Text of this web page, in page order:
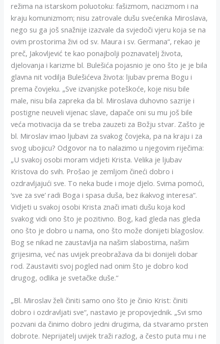
režima na istarskom poluotoku: fašizmom, nacizmom i na
kraju komunizmom; nisu zatrovale dušu svećenika Miroslava,
nego su ga još snažnije izazvale da svjedoči vjeru koja se na
ovim prostorima živi od sv. Maura i sv. Germana“, rekao je
preč, Jakovljević te kao ponajbolji poznavatelj života,
djelovanja i karizme bl. Bulešića pojasnio je ono što je je bila
glavna nit vodilja Bulešićeva života: ljubav prema Bogu i
prema čovjeku. „Sve izvanjske poteškoće, koje nisu bile
male, nisu bila zapreka da bl. Miroslava duhovno sazrije i
postigne neuveli vijenac slave, dapače oni su mu još bile
veća motivacija da se treba zauzeti za Božju stvar. Zašto je
bl. Miroslav imao ljubavi za svakog čovjeka, pa na kraju i za
svog ubojicu? Odgovor na to nalazimo u njegovim riječima:
„U svakoj osobi moram vidjeti Krista. Velika je ljubav
Kristova do svih. Prošao je zemljom čineći dobro i
ozdravljajući sve. To neka bude i moje djelo. Svima pomoći,
‘sve za sve’ radi Boga i spasa duša, bez ikakvog interesa“.
Vidjeti u svakoj osobi Krista znači imati dušu koja kod
svakog vidi ono što je pozitivno. Bog, kad gleda nas gleda
ono što je dobro u nama, ono što može donijeti blagoslov.
Bog se nikad ne zaustavlja na našim slabostima, našim
grijesima, već nas uvijek preobražava da bi donijeli dobar
rod. Zaustaviti svoj pogled nad onim što je dobro kod
drugog, odlika je svetačke duše.“
„Bl. Miroslav želi činiti samo ono što je činio Krist: činiti
dobro i ozdravljati sve“, nastavio je propovjednik. „Svi smo
pozvani da činimo dobro jedni drugima, da stvaramo prsten
dobrote. Neprijatelj uvijek traži razlog, a često puta mu i ne